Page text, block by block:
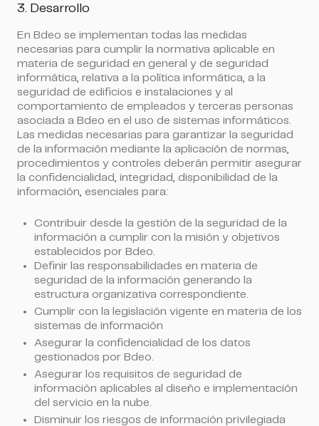
3. Desarrollo
En Bdeo se implementan todas las medidas
necesarias para cumplir la normativa aplicable en
materia de seguridad en general y de seguridad
informática, relativa a la política informática, a la
seguridad de edificios e instalaciones y al
comportamiento de empleados y terceras personas
asociada a Bdeo en el uso de sistemas informáticos.
Las medidas necesarias para garantizar la seguridad
de la información mediante la aplicación de normas,
procedimientos y controles deberán permitir asegurar
la confidencialidad, integridad, disponibilidad de la
información, esenciales para:
Contribuir desde la gestión de la seguridad de la
información a cumplir con la misión y objetivos
establecidos por Bdeo.
Definir las responsabilidades en materia de
seguridad de la información generando la
estructura organizativa correspondiente.
Cumplir con la legislación vigente en materia de los
sistemas de información
Asegurar la confidencialidad de los datos
gestionados por Bdeo.
Asegurar los requisitos de seguridad de
información aplicables al diseño e implementación
del servicio en la nube.
Disminuir los riesgos de información privilegiada